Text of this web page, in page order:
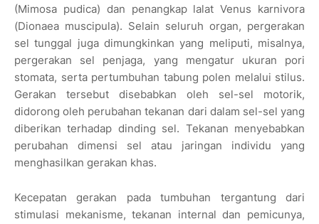
(Mimosa pudica) dan penangkap lalat Venus karnivora
(Dionaea muscipula). Selain seluruh organ, pergerakan
sel tunggal juga dimungkinkan yang meliputi, misalnya,
pergerakan sel penjaga, yang mengatur ukuran pori
stomata, serta pertumbuhan tabung polen melalui stilus.
Gerakan tersebut disebabkan oleh sel-sel motorik,
didorong oleh perubahan tekanan dari dalam sel-sel yang
diberikan terhadap dinding sel. Tekanan menyebabkan
perubahan dimensi sel atau jaringan individu yang
menghasilkan gerakan khas.
Kecepatan gerakan pada tumbuhan tergantung dari
stimulasi mekanisme, tekanan internal dan pemicunya,